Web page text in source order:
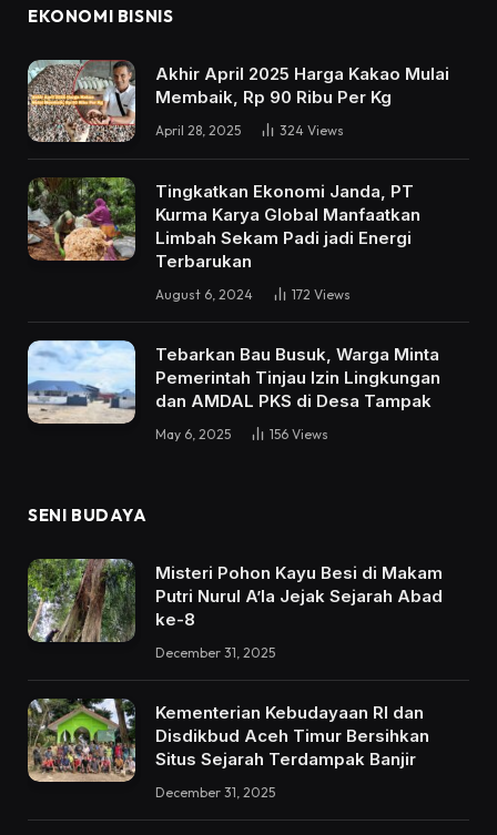
EKONOMI BISNIS
Akhir April 2025 Harga Kakao Mulai
Membaik, Rp 90 Ribu Per Kg
April 28, 2025 324 Views
Tingkatkan Ekonomi Janda, PT
Kurma Karya Global Manfaatkan
Limbah Sekam Padi jadi Energi
Terbarukan
August 6, 2024 172 Views
Tebarkan Bau Busuk, Warga Minta
Pemerintah Tinjau Izin Lingkungan
dan AMDAL PKS di Desa Tampak
May 6, 2025 156 Views
SENI BUDAYA
Misteri Pohon Kayu Besi di Makam
Putri Nurul A’la Jejak Sejarah Abad
ke-8
December 31, 2025
Kementerian Kebudayaan RI dan
Disdikbud Aceh Timur Bersihkan
Situs Sejarah Terdampak Banjir
December 31, 2025